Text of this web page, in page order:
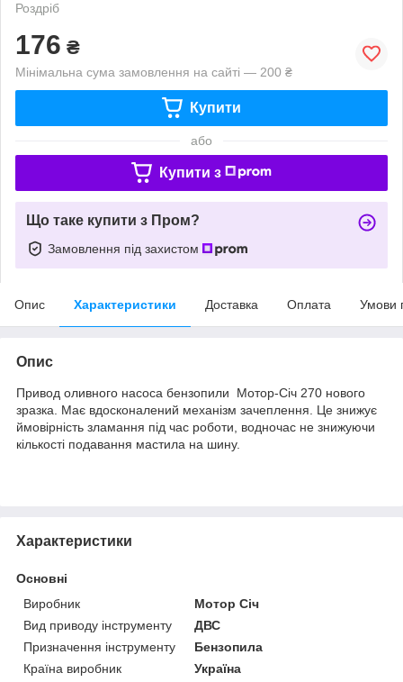
Роздріб
176 ₴
Мінімальна сума замовлення на сайті — 200 ₴
Купити
або
Купити з
Що таке купити з Пром?
Замовлення під захистом
Опис Характеристики Доставка Оплата Умови
Опис
Привод оливного насоса бензопили Мотор-Січ 270 нового
зразка. Має вдосконалений механізм зачеплення. Це знижує
ймовірність зламання під час роботи, водночас не знижуючи
кількості подавання мастила на шину.
Характеристики
Основні
Виробник
Мотор Січ
Вид приводу інструменту
ДВС
Призначення інструменту
Бензопила
Країна виробник
Україна